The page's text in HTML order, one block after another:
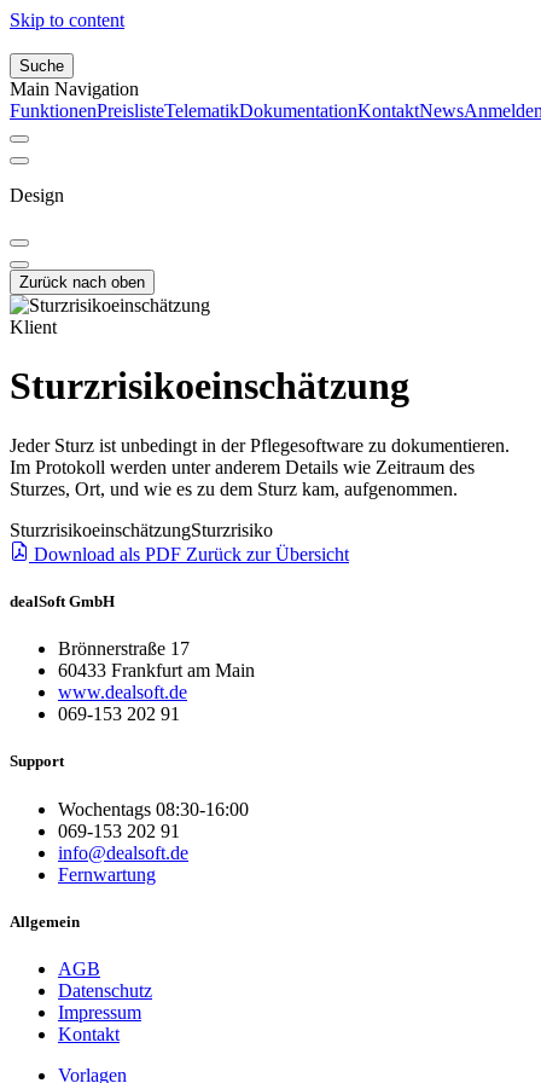
Skip to content
Suche
Main Navigation
FunktionenPreislisteTelematikDokumentationKontaktNews
Design
Zurück nach oben
Klient
Sturzrisikoeinschätzung
Jeder Sturz ist unbedingt in der Pflegesoftware zu dokumentieren.
Im Protokoll werden unter anderem Details wie Zeitraum des
Sturzes, Ort, und wie es zu dem Sturz kam, aufgenommen.
SturzrisikoeinschätzungSturzrisiko
Download als PDF Zurück zur Übersicht
dealSoft GmbH
Brönnerstraße 17
60433 Frankfurt am Main
www.dealsoft.de
069-153 202 91
Support
Wochentags 08:30-16:00
069-153 202 91
info@dealsoft.de
Fernwartung
Allgemein
AGB
Datenschutz
Impressum
Kontakt
Vorlagen